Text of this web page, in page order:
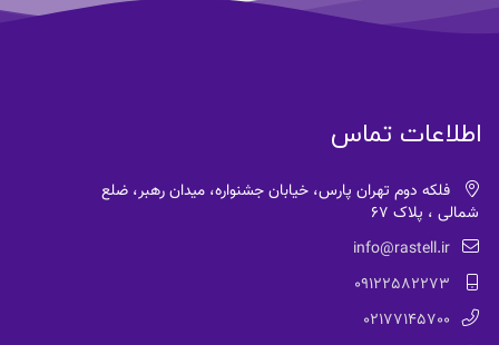
اطلاعات تماس
فلکه دوم تهران پارس، خیابان جشنواره، میدان رهبر، ضلع
شمالی ، پلاک 67
info@rastell.ir
09122582273
02177145700